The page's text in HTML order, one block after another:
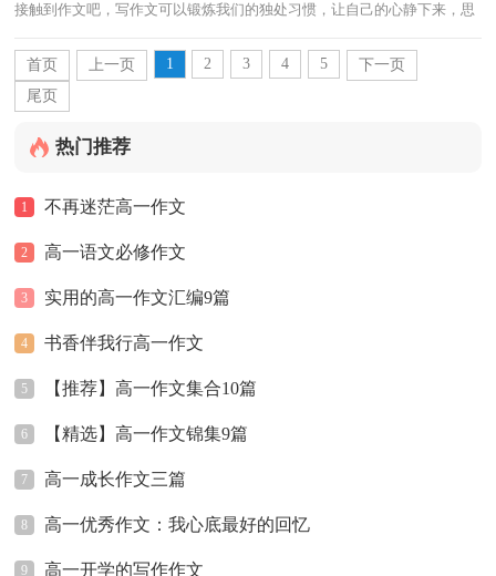
接触到作文吧，写作文可以锻炼我们的独处习惯，让自己的心静下来，思
考自己未来的方向。为了让您在写作文时更...
首页
上一页 1 2 3 4 5
下一页
尾页
热门推荐
1 不再迷茫高一作文
2 高一语文必修作文
3 实用的高一作文汇编9篇
4 书香伴我行高一作文
5 【推荐】高一作文集合10篇
6 【精选】高一作文锦集9篇
7 高一成长作文三篇
8 高一优秀作文：我心底最好的回忆
9 高一开学的写作作文